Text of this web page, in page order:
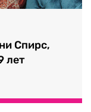
Спирс,
лет